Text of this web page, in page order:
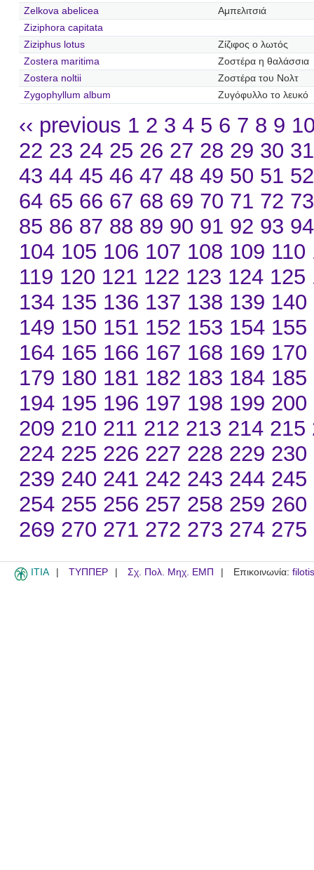
Zelkova abelicea
Αμπελιτσιά
Ziziphora capitata
Ziziphus lotus
Ζίζιφος ο λωτός
Zostera maritima
Ζοστέρα η θαλάσσια
Zostera noltii
Ζοστέρα του Νολτ
Zygophyllum album
Ζυγόφυλλο το λευκό
‹‹ previous 1 2 3 4 5 6 7 8 9
22 23 24 25 26 27 28 29 30 31
43 44 45 46 47 48 49 50 51 52
64 65 66 67 68 69 70 71 72 73
85 86 87 88 89 90 91 92 93 94
104 105 106 107 108 109 110
119 120 121 122 123 124 125
134 135 136 137 138 139 140
149 150 151 152 153 154 155
164 165 166 167 168 169 170
179 180 181 182 183 184 185
194 195 196 197 198 199 200
209 210 211 212 213 214 215
224 225 226 227 228 229 230
239 240 241 242 243 244 245
254 255 256 257 258 259 260
269 270 271 272 273 274 275
ITIA ΤΥΠΠΕΡ Σχ. Πολ. Μηχ. ΕΜΠ Επικοινωνία: